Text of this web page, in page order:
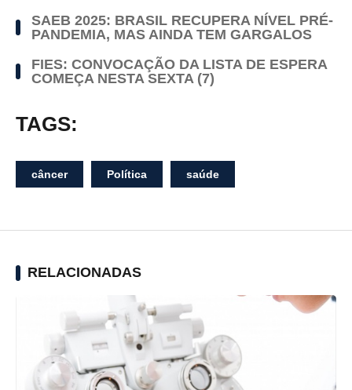
SAEB 2025: BRASIL RECUPERA NÍVEL PRÉ-
PANDEMIA, MAS AINDA TEM GARGALOS
FIES: CONVOCAÇÃO DA LISTA DE ESPERA
COMEÇA NESTA SEXTA (7)
TAGS:
câncer Política saúde
RELACIONADAS